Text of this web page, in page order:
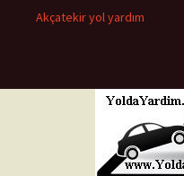
Akçatekir yol yardım